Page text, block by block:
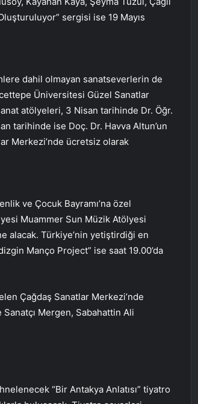
sergisi ise 19 Mayıs
dahil olmayan sanatseverlerin de
Üniversitesi Güzel Sanatlar
atölyeleri, 3 Nisan tarihinde Dr. Öğr.
tarihinde ise Doç. Dr. Havva Altun’un
Merkezi’nde ücretsiz olarak
ve Çocuk Bayramı’na özel
Muammer Sun Müzik Atölyesi
alacak. Türkiye’nin yetiştirdiği en
Manço Project” ise saat 19.00’da
Çağdaş Sanatlar Merkezi’nde
Mergen, Sabahattin Ali
“Bir Antakya Anlatısı” tiyatro